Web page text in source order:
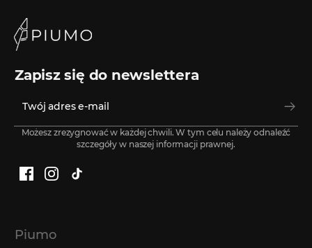
Zapisz się do newslettera
Możesz zrezygnować w każdej chwili. W tym celu należy odnaleźć
szczegóły w naszej informacji prawnej.
Facebook
Instagram
TikTok
Piumo